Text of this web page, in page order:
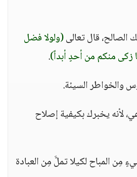
(ولولا فضل
زكى منكم من أحدٍ أبداً).
لأنه يخبرك بكيفية إصلاح
مِن المباح لكيلا تملَّ مِن العبادة